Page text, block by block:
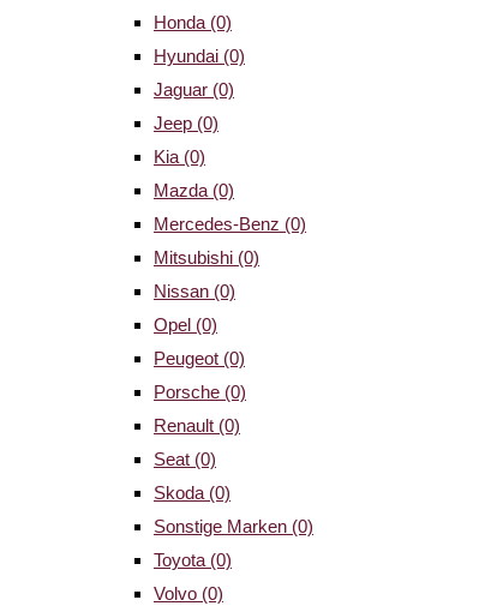
Honda (0)
Hyundai (0)
Jaguar (0)
Jeep (0)
Kia (0)
Mazda (0)
Mercedes-Benz (0)
Mitsubishi (0)
Nissan (0)
Opel (0)
Peugeot (0)
Porsche (0)
Renault (0)
Seat (0)
Skoda (0)
Sonstige Marken (0)
Toyota (0)
Volvo (0)